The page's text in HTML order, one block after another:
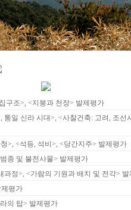
구조>, <지붕과 천장> 발제평가
통일 신라 시대>, <사찰건축: 고려, 조선
>, <석등, 석비>, <당간지주> 발제평가
종 및 불전사물> 발제평가
과정>, <가람의 기원과 배치 및 전각> 발
평가
의 탑> 발제평가